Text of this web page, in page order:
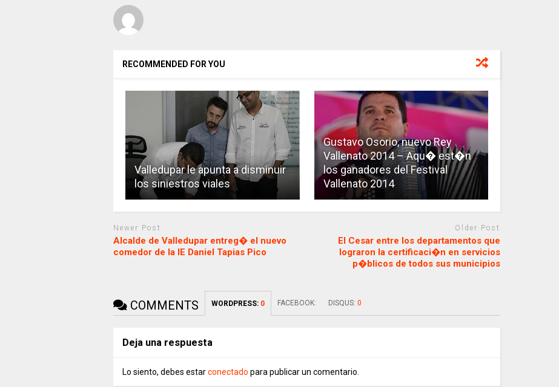
RECOMMENDED FOR YOU
Valledupar le apunta a disminuir
los siniestros viales
Gustavo Osorio, nuevo Rey
Vallenato 2014 – Aqu� est�n
los ganadores del Festival
Vallenato 2014
Newer Post
Alcalde de Valledupar entreg� el nuevo
comedor de la IE Daniel Tapias Pico
Older Post
El Cesar entre los departamentos que
lograron la certificaci�n en servicios
p�blicos de todos sus municipios
COMMENTS WORDPRESS: 0 FACEBOOK: DISQUS: 0
Deja una respuesta
Lo siento, debes estarconectado para publicar un comentario.